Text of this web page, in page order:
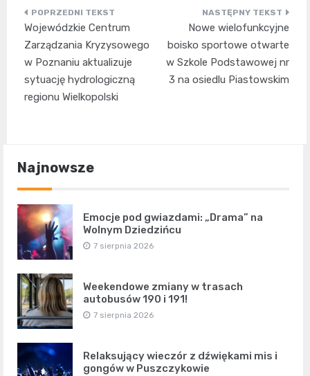
Nawigacja
wpisu
Wojewódzkie Centrum
Zarządzania Kryzysowego
w Poznaniu aktualizuje
sytuację hydrologiczną
regionu Wielkopolski
Nowe wielofunkcyjne
boisko sportowe otwarte
w Szkole Podstawowej nr
3 na osiedlu Piastowskim
Najnowsze
Emocje pod gwiazdami: „Drama” na
Wolnym Dziedzińcu
7 sierpnia 2026
Weekendowe zmiany w trasach
autobusów 190 i 191!
7 sierpnia 2026
Relaksujący wieczór z dźwiękami mis i
gongów w Puszczykowie